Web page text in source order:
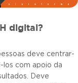
digital?
deve centrar-
los com apoio da
Deve